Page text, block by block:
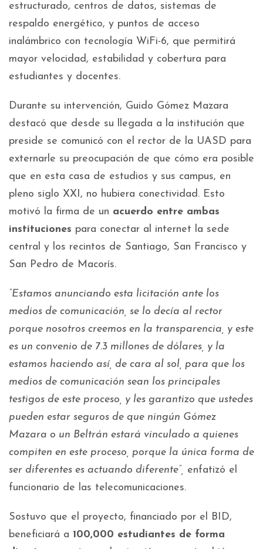
estructurado, centros de datos, sistemas de
respaldo energético, y puntos de acceso
inalámbrico con tecnología WiFi-6, que permitirá
mayor velocidad, estabilidad y cobertura para
estudiantes y docentes.
Durante su intervención, Guido Gómez Mazara
destacó que desde su llegada a la institución que
preside se comunicó con el rector de la UASD para
externarle su preocupación de que cómo era posible
que en esta casa de estudios y sus campus, en
pleno siglo XXI, no hubiera conectividad. Esto
motivó la firma de un acuerdo entre ambas
instituciones para conectar al internet la sede
central y los recintos de Santiago, San Francisco y
San Pedro de Macorís.
“Estamos anunciando esta licitación ante los
medios de comunicación, se lo decía al rector
porque nosotros creemos en la transparencia, y este
es un convenio de 7.3 millones de dólares, y la
estamos haciendo así, de cara al sol, para que los
medios de comunicación sean los principales
testigos de este proceso, y les garantizo que ustedes
pueden estar seguros de que ningún Gómez
Mazara o un Beltrán estará vinculado a quienes
compiten en este proceso, porque la única forma de
ser diferentes es actuando diferente”, enfatizó el
funcionario de las telecomunicaciones.
Sostuvo que el proyecto, financiado por el BID,
beneficiará a 100,000 estudiantes de forma